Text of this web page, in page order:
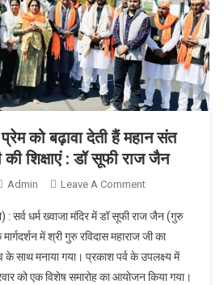
को बढ़ावा देती हैं महान संत
की शिक्षाएं : डॉ सूफी राज जैन
Admin Leave A CommentOn न्याय,
को बढ़ावा देती हैं
महान संत श्री
गुरु रविदास जी
की शिक्षाएं : डॉ
: सर्व धर्म ख्वाजा मंदिर में डॉ सूफी राज जैन (गुरु
में श्री गुरु रविदास महाराज जी का
के साथ मनाया गया। प्रकाश पर्व के उपलक्ष्य में
को एक विशेष समारोह का आयोजन किया गया।